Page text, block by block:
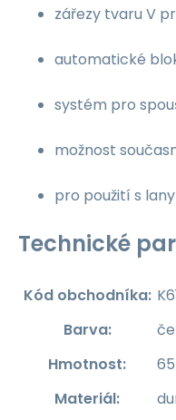
zářezy tvaru V
automatické
systém pro
možnost
pro použití s
Technické
Kód obchodníka:
Barva:
Hmotnost:
Materiál: